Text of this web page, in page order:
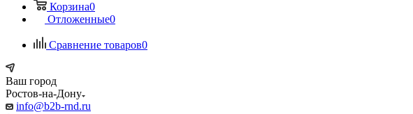
Корзина0
Отложенные0
Сравнение товаров0
Ваш город
Ростов-на-Дону
info@b2b-rnd.ru